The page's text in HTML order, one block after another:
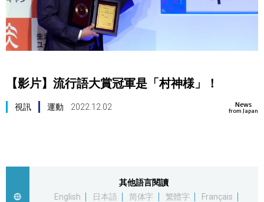
Español
新聞
日本指南
更多
【影片】流行語大賞冠軍是「村神様」！
News
from Japan
視訊 運動 2022.12.02
其他語言閱讀
English
日本語 简体字 繁體字
Français